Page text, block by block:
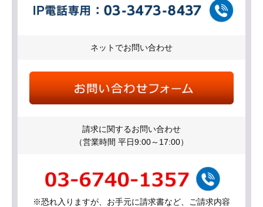
ネットでお問い合わせ
請求に関するお問い合わせ
（営業時間 平日9:00～17:00）
※恐れ入りますが、お手元に請求書など、ご請求内容